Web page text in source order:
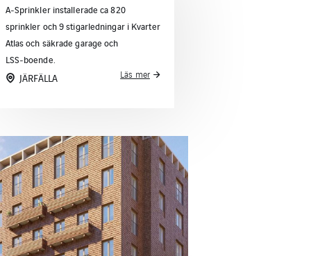
A‑Sprinkler installerade ca 820
sprinkler och 9 stigarledningar i Kvarter
Atlas och säkrade garage och
LSS‑boende.
JÄRFÄLLA Läs mer